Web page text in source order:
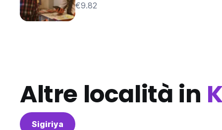
€9.82
Altre località in
Sigiriya